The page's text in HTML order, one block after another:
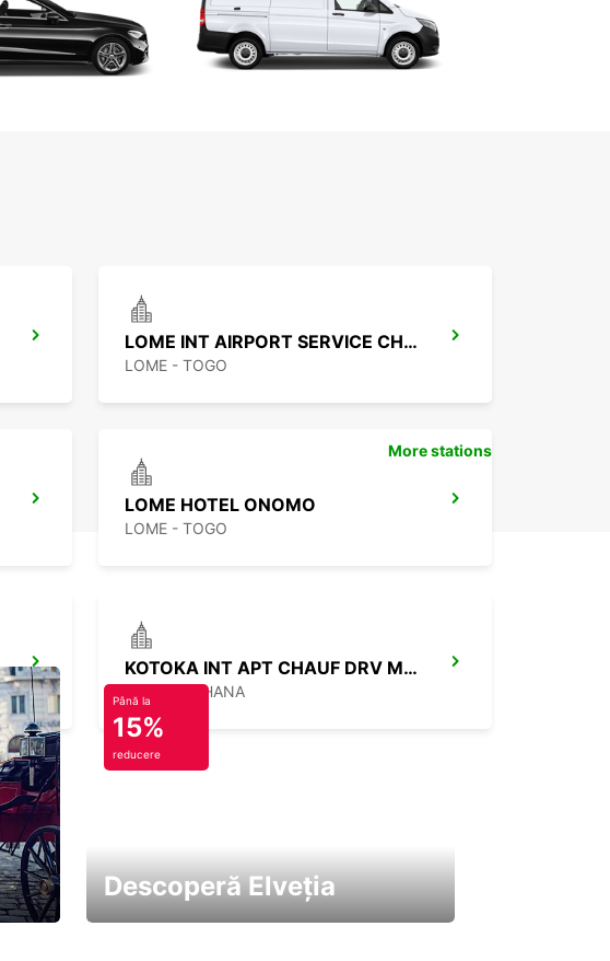
LOME INT AIRPORT SERVICE CHAUFFEUR
LOME - TOGO
LOME HOTEL ONOMO
LOME - TOGO
KOTOKA INT APT CHAUF DRV MEET GREET
ACCRA - GHANA
More stations
Până la
15%
reducere
Descoperă Elveția